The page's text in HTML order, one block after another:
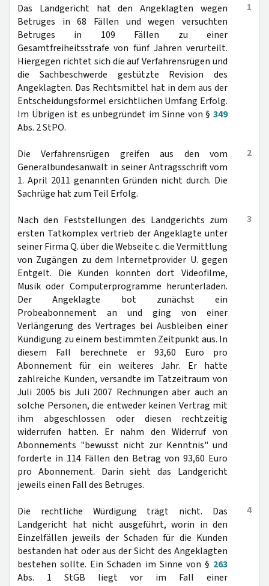
1
Das Landgericht hat den Angeklagten wegen
Betruges in 68 Fällen und wegen versuchten
Betruges in 109 Fällen zu einer
Gesamtfreiheitsstrafe von fünf Jahren verurteilt.
Hiergegen richtet sich die auf Verfahrensrügen und
die Sachbeschwerde gestützte Revision des
Angeklagten. Das Rechtsmittel hat in dem aus der
Entscheidungsformel ersichtlichen Umfang Erfolg.
Im Übrigen ist es unbegründet im Sinne von § 349
Abs. 2 StPO.
2
Die Verfahrensrügen greifen aus den vom
Generalbundesanwalt in seiner Antragsschrift vom
1. April 2011 genannten Gründen nicht durch. Die
Sachrüge hat zum Teil Erfolg.
3
Nach den Feststellungen des Landgerichts zum
ersten Tatkomplex vertrieb der Angeklagte unter
seiner Firma Q. über die Webseite c. die Vermittlung
von Zugängen zu dem Internetprovider U. gegen
Entgelt. Die Kunden konnten dort Videofilme,
Musik oder Computerprogramme herunterladen.
Der Angeklagte bot zunächst ein
Probeabonnement an und ging von einer
Verlängerung des Vertrages bei Ausbleiben einer
Kündigung zu einem bestimmten Zeitpunkt aus. In
diesem Fall berechnete er 93,60 Euro pro
Abonnement für ein weiteres Jahr. Er hatte
zahlreiche Kunden, versandte im Tatzeitraum von
Juli 2005 bis Juli 2007 Rechnungen aber auch an
solche Personen, die entweder keinen Vertrag mit
ihm abgeschlossen oder diesen rechtzeitig
widerrufen hatten. Er nahm den Widerruf von
Abonnements "bewusst nicht zur Kenntnis" und
forderte in 114 Fällen den Betrag von 93,60 Euro
pro Abonnement. Darin sieht das Landgericht
jeweils einen Fall des Betruges.
4
Die rechtliche Würdigung trägt nicht. Das
Landgericht hat nicht ausgeführt, worin in den
Einzelfällen jeweils der Schaden für die Kunden
bestanden hat oder aus der Sicht des Angeklagten
bestehen sollte. Ein Schaden im Sinne von § 263
Abs. 1 StGB liegt vor im Fall einer